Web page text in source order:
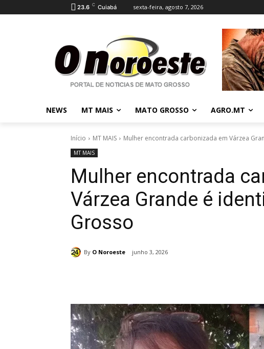
23.6 C Cuiabá sexta-feira, agosto 7, 2026
NEWS MT MAIS MATO GROSSO AGRO.MT
Início MT MAIS Mulher encontrada carbonizada em Várzea
MT MAIS
Mulher encontrada
Várzea Grande é
Grosso
By O Noroeste junho 3, 2026